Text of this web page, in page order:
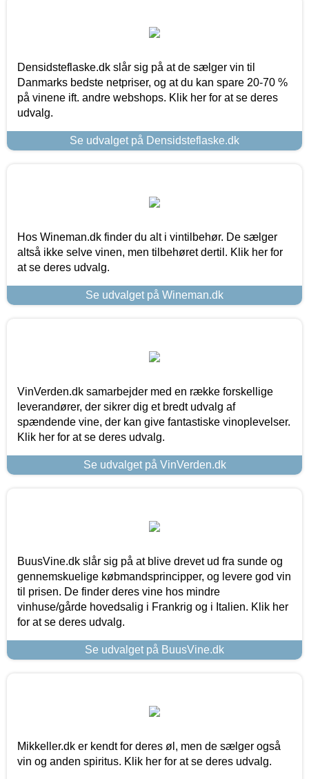
Densidsteflaske.dk slår sig på at de sælger vin til
Danmarks bedste netpriser, og at du kan spare 20-70 %
på vinene ift. andre webshops. Klik her for at se deres
udvalg.
Se udvalget på Densidsteflaske.dk
Hos Wineman.dk finder du alt i vintilbehør. De sælger
altså ikke selve vinen, men tilbehøret dertil. Klik her for
at se deres udvalg.
Se udvalget på Wineman.dk
VinVerden.dk samarbejder med en række forskellige
leverandører, der sikrer dig et bredt udvalg af
spændende vine, der kan give fantastiske vinoplevelser.
Klik her for at se deres udvalg.
Se udvalget på VinVerden.dk
BuusVine.dk slår sig på at blive drevet ud fra sunde og
gennemskuelige købmandsprincipper, og levere god vin
til prisen. De finder deres vine hos mindre
vinhuse/gårde hovedsalig i Frankrig og i Italien. Klik her
for at se deres udvalg.
Se udvalget på BuusVine.dk
Mikkeller.dk er kendt for deres øl, men de sælger også
vin og anden spiritus. Klik her for at se deres udvalg.